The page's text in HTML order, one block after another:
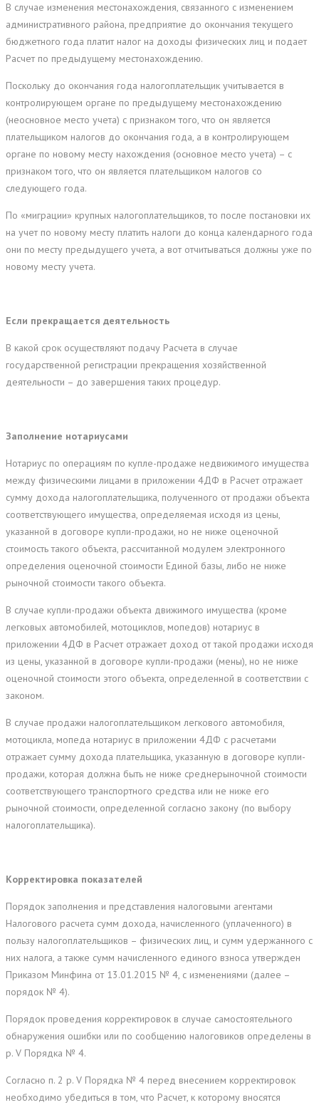
В случае изменения местонахождения, связанного с изменением
административного района, предприятие до окончания текущего
бюджетного года платит налог на доходы физических лиц и подает
Расчет по предыдущему местонахождению.
Поскольку до окончания года налогоплательщик учитывается в
контролирующем органе по предыдущему местонахождению
(неосновное место учета) с признаком того, что он является
плательщиком налогов до окончания года, а в контролирующем
органе по новому месту нахождения (основное место учета) – с
признаком того, что он является плательщиком налогов со
следующего года.
По «миграции» крупных налогоплательщиков, то после постановки их
на учет по новому месту платить налоги до конца календарного года
они по месту предыдущего учета, а вот отчитываться должны уже по
новому месту учета.
Если прекращается деятельность
В какой срок осуществляют подачу Расчета в случае
государственной регистрации прекращения хозяйственной
деятельности – до завершения таких процедур.
Заполнение нотариусами
Нотариус по операциям по купле-продаже недвижимого имущества
между физическими лицами в приложении 4ДФ в Расчет отражает
сумму дохода налогоплательщика, полученного от продажи объекта
соответствующего имущества, определяемая исходя из цены,
указанной в договоре купли-продажи, но не ниже оценочной
стоимость такого объекта, рассчитанной модулем электронного
определения оценочной стоимости Единой базы, либо не ниже
рыночной стоимости такого объекта.
В случае купли-продажи объекта движимого имущества (кроме
легковых автомобилей, мотоциклов, мопедов) нотариус в
приложении 4ДФ в Расчет отражает доход от такой продажи исходя
из цены, указанной в договоре купли-продажи (мены), но не ниже
оценочной стоимости этого объекта, определенной в соответствии с
законом.
В случае продажи налогоплательщиком легкового автомобиля,
мотоцикла, мопеда нотариус в приложении 4ДФ с расчетами
отражает сумму дохода плательщика, указанную в договоре купли-
продажи, которая должна быть не ниже среднерыночной стоимости
соответствующего транспортного средства или не ниже его
рыночной стоимости, определенной согласно закону (по выбору
налогоплательщика).
Корректировка показателей
Порядок заполнения и представления налоговыми агентами
Налогового расчета сумм дохода, начисленного (уплаченного) в
пользу налогоплательщиков – физических лиц, и сумм удержанного с
них налога, а также сумм начисленного единого взноса утвержден
Приказом Минфина от 13.01.2015 № 4, с изменениями (далее –
порядок № 4).
Порядок проведения корректировок в случае самостоятельного
обнаружения ошибки или по сообщению налоговиков определены в
р. V Порядка № 4.
Согласно п. 2 р. V Порядка № 4 перед внесением корректировок
необходимо убедиться в том, что Расчет, к которому вносятся